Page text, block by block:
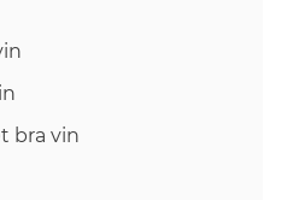
bra vin